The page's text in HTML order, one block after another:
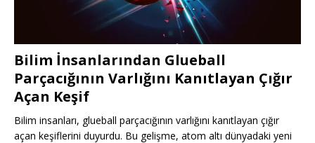
Bilim İnsanlarından Glueball
Parçacığının Varlığını Kanıtlayan Çığır
Açan Keşif
Bilim insanları, glueball parçacığının varlığını kanıtlayan çığır
açan keşiflerini duyurdu. Bu gelişme, atom altı dünyadaki yeni